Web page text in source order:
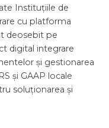
Instituțiile de
cu platforma
deosebit pe
digital integrare
și gestionarea
și GAAP locale
soluționarea și